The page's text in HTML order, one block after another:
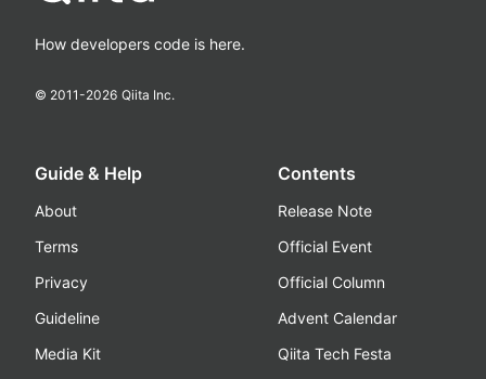
How developers code is here.
© 2011-2026 Qiita Inc.
Guide & Help
About
Terms
Privacy
Guideline
Media Kit
Contents
Release Note
Official Event
Official Column
Advent Calendar
Qiita Tech Festa